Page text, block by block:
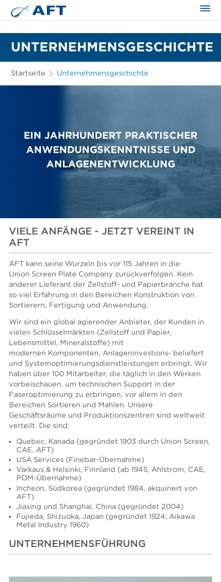
UNTERNEHMENSGESCHICHTE
Startseite Unternehmensgeschichte
EIN JAHRHUNDERT PRAKTISCHER
ANWENDUNGSKENNTNISSE UND
ANLAGENENTWICKLUNG
VIELE ANFÄNGE - JETZT VEREINT IN
AFT
AFT kann seine Wurzeln bis vor 115 Jahren in die
Union Screen Plate Company zurückverfolgen. Kein
anderer Lieferant der Zellstoff- und Papierbranche hat
so viel Erfahrung in den Bereichen Konstruktion von
Sortierern, Fertigung und Anwendung.
Wir sind ein global agierender Anbieter, der Kunden in
vielen Schlüsselmärkten (Zellstoff und Papier,
Lebensmittel, Mineralstoffe) mit
modernen Komponenten, Anlageninvestions- beliefert
und Systemoptimierungsdienstleistungen erbringt. Wir
haben über 100 Mitarbeiter, die täglich in den Werken
vorbeischauen, um technischen Support in der
Faseroptimierung zu erbringen, vor allem in den
Bereichen Sortieren und Mahlen. Unsere
Geschäftsräume und Produktionszentren sind weltweit
verteilt. Die sind:
Quebec, Kanada (gegründet 1903 durch Union Screen,
CAE, AFT)
USA Services (Finebar-Übernahme)
Varkaus & Helsinki, Finnland (ab 1945, Ahlstrom, CAE,
POM-Übernahme)
Incheon, Südkorea (gegründet 1984, akquiriert von
AFT)
Jiaxing und Shanghai, China (gegründet 2004)
Fujieda, Shizuoka, Japan (gegründet 1924; Aikawa
Metal Industry 1960)
UNTERNEHMENSFÜHRUNG